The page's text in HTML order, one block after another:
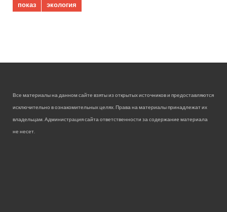
показ
экология
Все материалы на данном сайте взяты из открытых источников и предоставляются
исключительно в ознакомительных целях. Права на материалы принадлежат их
владельцам. Администрация сайта ответственности за содержание материала
не несет.